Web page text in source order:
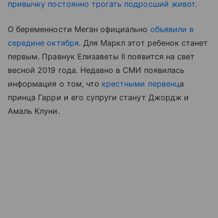
привычку постоянно трогать подросший живот.
О беременности Меган официально объявили в
середине октября. Для Маркл этот ребенок станет
первым. Правнук Елизаветы II появится на свет
весной 2019 года. Недавно в СМИ появилась
информация о том, что крестными первенца
принца Гарри и его супруги станут Джордж и
Амаль Клуни.